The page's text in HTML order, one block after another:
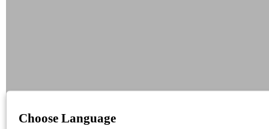
Choose Language